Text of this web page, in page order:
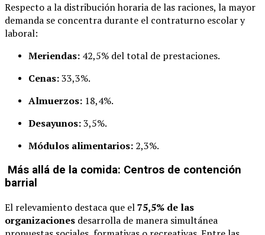
Respecto a la distribución horaria de las raciones, la mayor
demanda se concentra durante el contraturno escolar y
laboral:
Meriendas: 42,5% del total de prestaciones.
Cenas:33,3%.
Almuerzos: 18,4%.
Desayunos:3,5%.
Módulos alimentarios: 2,3%.
Más allá de la comida: Centros de contención
barrial
El relevamiento destaca que el75,5% de las
organizaciones desarrolla de manera simultánea